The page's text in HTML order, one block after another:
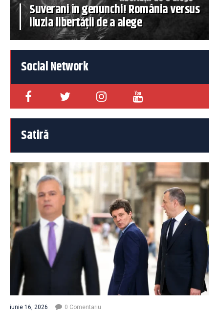
Suverani în genunchi! România versus
iluzia libertății de a alege
Social Network
Satiră
iunie 16, 2026 0 Comentariu